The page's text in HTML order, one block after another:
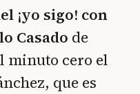
¡yo sigo! con
Casado de
minuto cero el
que es